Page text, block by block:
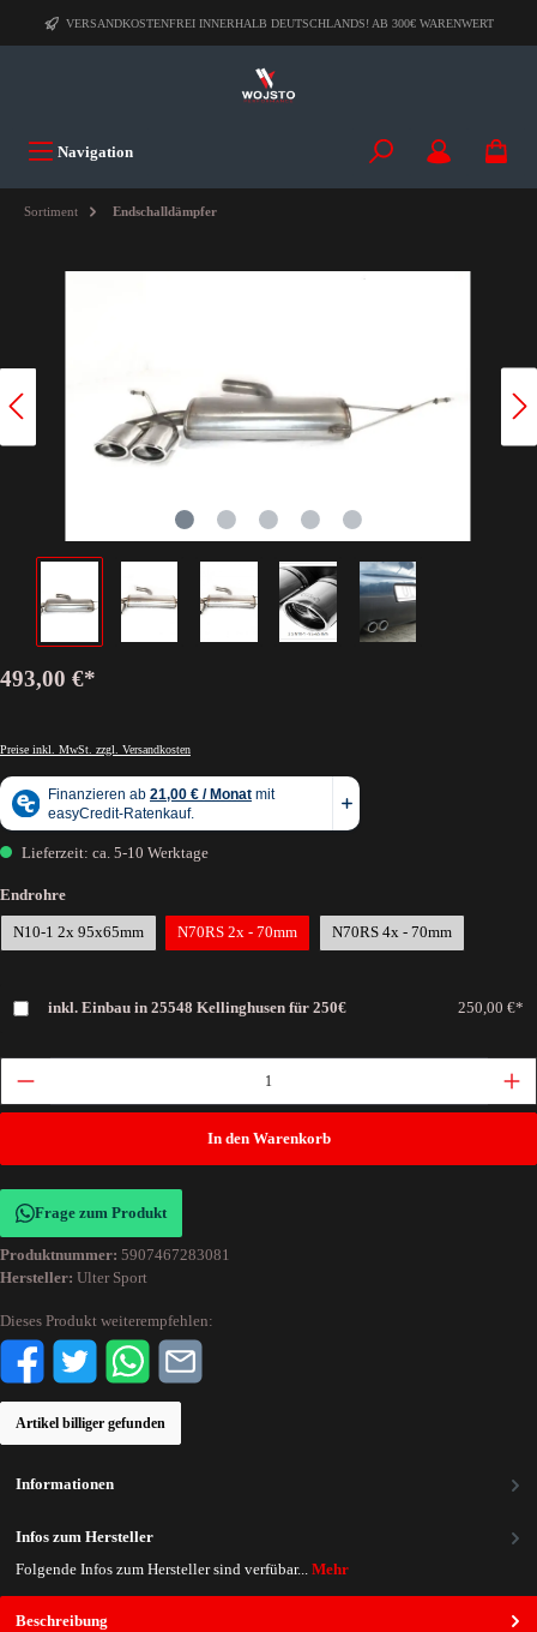
VERSANDKOSTENFREI INNERHALB DEUTSCHLANDS! AB 300€ WARENWERT
Navigation
Sortiment Endschalldämpfer
493,00 €*
Preise inkl. MwSt. zzgl. Versandkosten
Lieferzeit: ca. 5-10 Werktage
Endrohre
N10-1 2x 95x65mm N70RS 2x - 70mm N70RS 4x - 70mm
inkl. Einbau in 25548 Kellinghusen für 250€ 250,00 €*
In den Warenkorb
Frage zum Produkt
Produktnummer: 5907467283081
Hersteller: Ulter Sport
Dieses Produkt weiterempfehlen:
Artikel billiger gefunden
Beschreibung
Informationen
Infos zum Hersteller
Folgende Infos zum Hersteller sind verfübar... Mehr